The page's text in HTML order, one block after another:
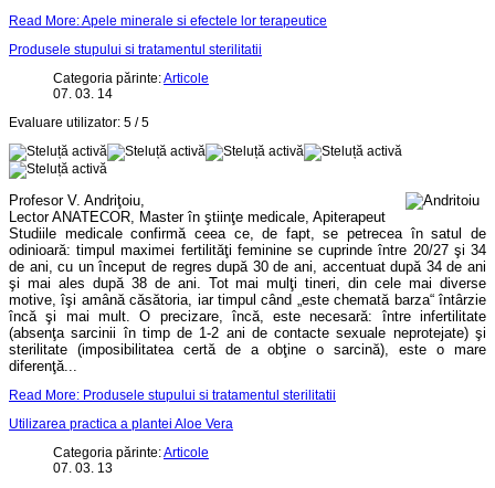
Read More: Apele minerale si efectele lor terapeutice
Produsele stupului si tratamentul sterilitatii
Categoria părinte:Articole
07. 03. 14
Evaluare utilizator: 5 /5
Profesor V. Andriţoiu,
Lector ANATECOR, Master în ştiinţe medicale, Apiterapeut
Studiile medicale confirmă ceea ce, de fapt, se petrecea în satul de
odinioară: timpul maximei fertilităţi feminine se cuprinde între 20/27 şi 34
de ani, cu un început de regres după 30 de ani, accentuat după 34 de ani
şi mai ales după 38 de ani. Tot mai mulţi tineri, din cele mai diverse
motive, îşi amână căsătoria, iar timpul când „este chemată barza“ întârzie
încă şi mai mult. O precizare, încă, este necesară: între infertilitate
(absenţa sarcinii în timp de 1-2 ani de contacte sexuale neprotejate) şi
sterilitate (imposibilitatea certă de a obţine o sarcină), este o mare
diferenţă...
Read More: Produsele stupului si tratamentul sterilitatii
Utilizarea practica a plantei Aloe Vera
Categoria părinte:Articole
07. 03. 13